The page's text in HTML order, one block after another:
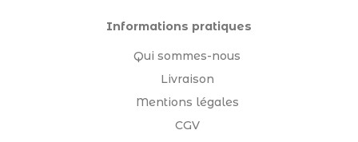
Informations pratiques
Qui sommes-nous
Livraison
Mentions légales
CGV